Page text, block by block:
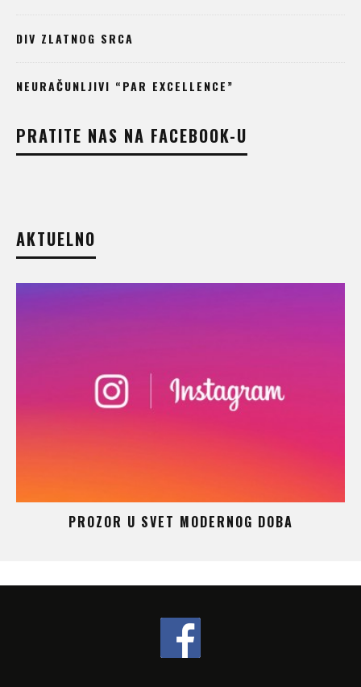
DIV ZLATNOG SRCA
NEURAČUNLJIVI “PAR EXCELLENCE”
PRATITE NAS NA FACEBOOK-U
AKTUELNO
PROZOR U SVET MODERNOG DOBA